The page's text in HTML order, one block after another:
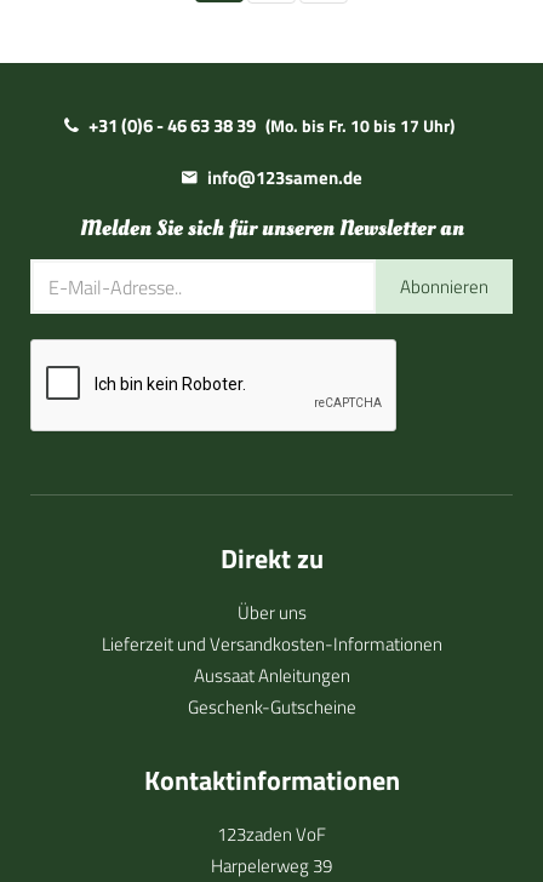
+31 (0)6 - 46 63 38 39 (Mo. bis Fr. 10 bis 17 Uhr)
info@123samen.de
Melden Sie sich für unseren Newsletter an
Abonnieren
Direkt zu
Über uns
Lieferzeit und Versandkosten-Informationen
Aussaat Anleitungen
Geschenk-Gutscheine
Kontaktinformationen
123zaden VoF
Harpelerweg 39